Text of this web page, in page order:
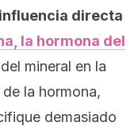
directa
la hormona del
mineral en la
la hormona,
demasiado